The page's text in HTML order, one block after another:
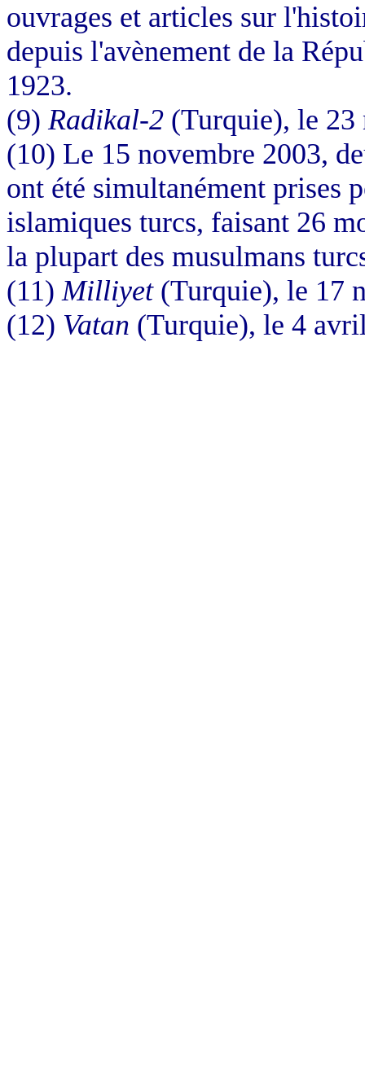
ouvrages et articles sur
depuis l'avènement de la
1923.
(9)Radikal-2 (Turquie), le 23
(10) Le 15 novembre 2003,
ont été simultanément prises
islamiques turcs, faisant 26
la plupart des musulmans
(11)Milliyet (Turquie), le 17
(12) Vatan (Turquie), le 4